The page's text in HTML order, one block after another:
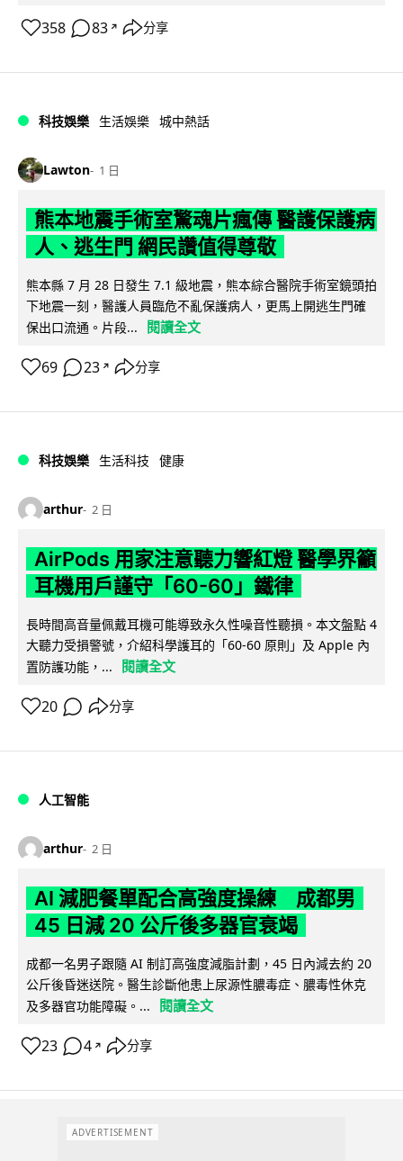
358 83 ↗ 分享
科技娛樂 生活娛樂 城中熱話
Lawton 1 日
熊本地震手術室驚魂片瘋傳 醫護保護病
人、逃生門 網民讚值得尊敬
熊本縣 7 月 28 日發生 7.1 級地震，熊本綜合醫院手術室鏡頭拍
下地震一刻，醫護人員臨危不亂保護病人，更馬上開逃生門確
保出口流通。片段...
閱讀全文
69 23 ↗ 分享
科技娛樂 生活科技 健康
arthur 2 日
AirPods 用家注意聽力響紅燈 醫學界籲
耳機用戶謹守「60-60」鐵律
長時間高音量佩戴耳機可能導致永久性噪音性聽損。本文盤點 4
大聽力受損警號，介紹科學護耳的「60-60 原則」及 Apple 內
置防護功能，...
閱讀全文
20 分享
人工智能
arthur 2 日
AI 減肥餐單配合高強度操練 成都男
45 日減 20 公斤後多器官衰竭
成都一名男子跟隨 AI 制訂高強度減脂計劃，45 日內減去約 20
公斤後昏迷送院。醫生診斷他患上尿源性膿毒症、膿毒性休克
及多器官功能障礙。...
閱讀全文
23 4 ↗ 分享
ADVERTISEMENT